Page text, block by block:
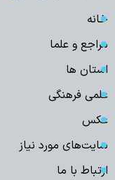
خانه
مراجع و علما
استان ها
علمی فرهنگی
عکس
سایت‌های مورد نیاز
ارتباط با ما